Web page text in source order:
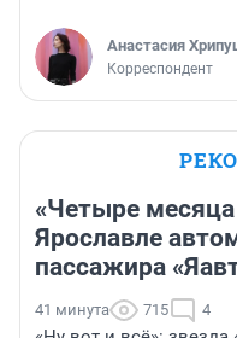
Анастасия
Корреспондент
«Четыре
Ярославле
пассажира
41 минута 715 4